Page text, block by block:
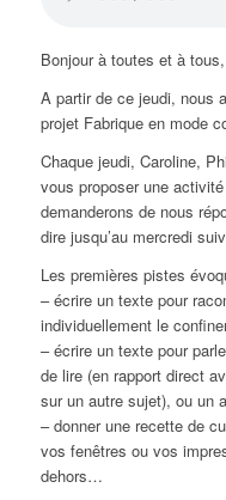
Bonjour à toutes et à tous,
A partir de ce jeudi, nous
projet Fabrique en mode
Chaque jeudi, Caroline,
vous proposer une
demanderons de nous
dire jusqu’au mercredi
Les premières pistes
– écrire un texte pour
individuellement le
– écrire un texte pour
de lire (en rapport direct
sur un autre sujet), ou un
– donner une recette de
vos fenêtres ou vos
dehors…